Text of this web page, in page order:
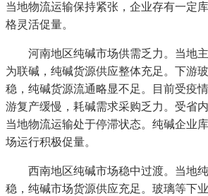
当地物流运输保持紧张，企业存有一定
格灵活促量。
河南地区纯碱市场供需乏力。当地主
为联碱，纯碱货源供应整体充足。下游
稳，纯碱货源流通略显不足。目前受疫
游复产缓慢，耗碱需求采购乏力。受省
当地物流运输处于停滞状态。纯碱企业
场运行积极促量。
西南地区纯碱市场稳中过渡。当地纯
稳，纯碱市场货源供应充足。玻璃等下